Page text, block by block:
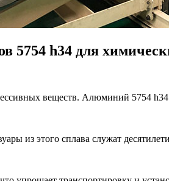
h34 для
веществ. Алюминий 5754
из этого сплава служат